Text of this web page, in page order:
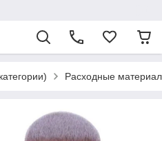
Расходные